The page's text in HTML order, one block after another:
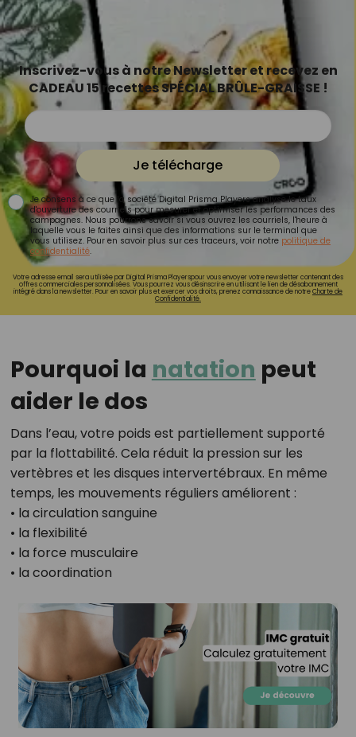
Inscrivez-vous à notre Newsletter et recevez en
CADEAU 15 recettes SPÉCIAL BRÛLE-GRAISSE !
Je télécharge
Je consens à ce que la société Digital Prisma Players analyse le taux
d'ouverture des courriels pour mesurer et optimiser les performances des
campagnes. Nous pourrons savoir si vous ouvrez les courriels, l'heure à
laquelle vous le faites ainsi que des informations sur le terminal que
vous utilisez. Pour en savoir plus sur ces traceurs, voir notre politique de
confidentialité.
Votre adresse email sera utilisée par Digital Prisma Playerspour vous envoyer votre newsletter contenant des
offres commerciales personnalisées. Vous pourrez vous désinscrire en utilisant le lien de désabonnement
intégré dans la newsletter. Pour en savoir plus et exercer vos droits, prenez connaissance de notreCharte de
Confidentialité.
Pourquoi la natation peut
aider le dos
Dans l’eau, votre poids est partiellement supporté
par la flottabilité. Cela réduit la pression sur les
vertèbres et les disques intervertébraux. En même
temps, les mouvements réguliers améliorent :
• la circulation sanguine
• la flexibilité
• la force musculaire
• la coordination